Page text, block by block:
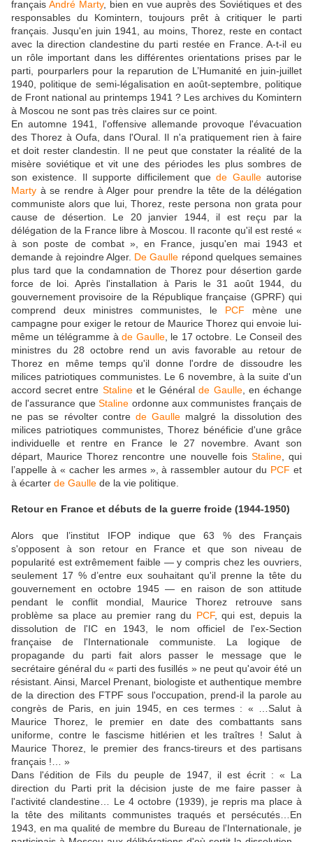
français André Marty, bien en vue auprès des Soviétiques et des
responsables du Komintern, toujours prêt à critiquer le parti
français. Jusqu'en juin 1941, au moins, Thorez, reste en contact
avec la direction clandestine du parti restée en France. A-t-il eu
un rôle important dans les différentes orientations prises par le
parti, pourparlers pour la reparution de L’Humanité en juin-juillet
1940, politique de semi-légalisation en août-septembre, politique
de Front national au printemps 1941 ? Les archives du Komintern
à Moscou ne sont pas très claires sur ce point.
En automne 1941, l'offensive allemande provoque l'évacuation
des Thorez à Oufa, dans l'Oural. Il n'a pratiquement rien à faire
et doit rester clandestin. Il ne peut que constater la réalité de la
misère soviétique et vit une des périodes les plus sombres de
son existence. Il supporte difficilement quede Gaulleautorise
Marty à se rendre à Alger pour prendre la tête de la délégation
communiste alors que lui, Thorez, reste persona non grata pour
cause de désertion. Le 20 janvier 1944, il est reçu par la
délégation de la France libre à Moscou. Il raconte qu'il est resté «
à son poste de combat », en France, jusqu'en mai 1943 et
demande à rejoindre Alger. De Gaulle répond quelques semaines
plus tard que la condamnation de Thorez pour désertion garde
force de loi. Après l'installation à Paris le 31 août 1944, du
gouvernement provisoire de la République française (GPRF) qui
comprend deux ministres communistes, le PCF mène une
campagne pour exiger le retour de Maurice Thorez qui envoie lui-
même un télégramme àde Gaulle, le 17 octobre. Le Conseil des
ministres du 28 octobre rend un avis favorable au retour de
Thorez en même temps qu'il donne l'ordre de dissoudre les
milices patriotiques communistes. Le 6 novembre, à la suite d'un
accord secret entre Stalineet le Généralde Gaulle, en échange
de l'assurance queStaline ordonne aux communistes français de
ne pas se révolter contre de Gaulle malgré la dissolution des
milices patriotiques communistes, Thorez bénéficie d'une grâce
individuelle et rentre en France le 27 novembre. Avant son
départ, Maurice Thorez rencontre une nouvelle fois Staline, qui
l’appelle à « cacher les armes », à rassembler autour du PCF et
à écarter de Gaulle de la vie politique.
Retour en France et débuts de la guerre froide (1944-1950)
Alors que l’institut IFOP indique que 63 % des Français
s'opposent à son retour en France et que son niveau de
popularité est extrêmement faible — y compris chez les ouvriers,
seulement 17 % d’entre eux souhaitant qu'il prenne la tête du
gouvernement en octobre 1945 — en raison de son attitude
pendant le conflit mondial, Maurice Thorez retrouve sans
problème sa place au premier rang du PCF, qui est, depuis la
dissolution de l'IC en 1943, le nom officiel de l'ex-Section
française de l'Internationale communiste. La logique de
propagande du parti fait alors passer le message que le
secrétaire général du « parti des fusillés » ne peut qu'avoir été un
résistant. Ainsi, Marcel Prenant, biologiste et authentique membre
de la direction des FTPF sous l'occupation, prend-il la parole au
congrès de Paris, en juin 1945, en ces termes : « …Salut à
Maurice Thorez, le premier en date des combattants sans
uniforme, contre le fascisme hitlérien et les traîtres ! Salut à
Maurice Thorez, le premier des francs-tireurs et des partisans
français !… »
Dans l'édition de Fils du peuple de 1947, il est écrit : « La
direction du Parti prit la décision juste de me faire passer à
l'activité clandestine… Le 4 octobre (1939), je repris ma place à
la tête des militants communistes traqués et persécutés…En
1943, en ma qualité de membre du Bureau de l'Internationale, je